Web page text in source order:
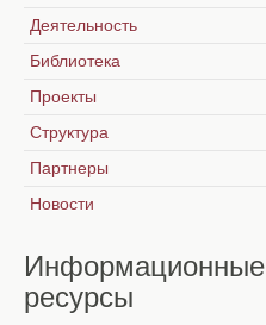
Деятельность
Библиотека
Проекты
Структура
Партнеры
Новости
Информационные
ресурсы